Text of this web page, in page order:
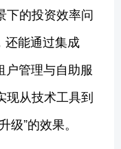
下的投资效率问
还能通过集成
户管理与自助服
现从技术工具到
”的效果。